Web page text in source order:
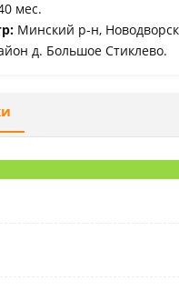
мес.
Минский р-н,
д. Большое Стиклево.